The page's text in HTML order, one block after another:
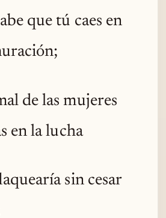
que tú caes en
de las mujeres
en la lucha
sin cesar